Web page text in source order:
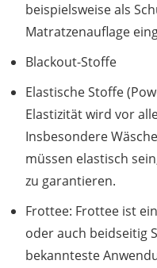
beispielsweise als
Matratzenauflage
Blackout-Stoffe
Elastische Stoffe
Elastizität wird vor
Insbesondere
müssen elastisch
zu garantieren.
Frottee: Frottee ist
oder auch beidseitig
bekannteste